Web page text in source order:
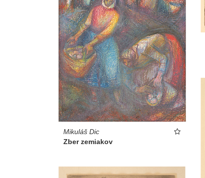
Mikuláš Dic
Zber zemiakov